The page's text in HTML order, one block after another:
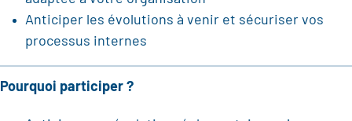
Anticiper les évolutions à venir et sécuriser vos
processus internes
Pourquoi participer ?